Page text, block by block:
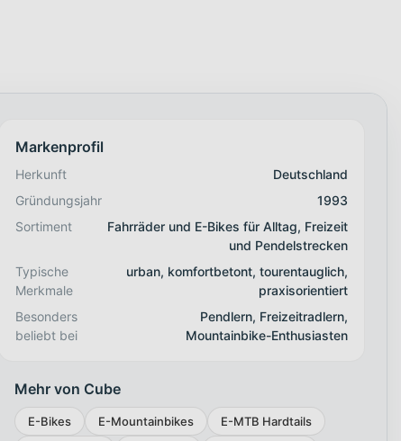
Markenprofil
Herkunft
Deutschland
Gründungsjahr
1993
Sortiment
Fahrräder und E-Bikes für Alltag, Freizeit
und Pendelstrecken
Typische
Merkmale
urban, komfortbetont, tourentauglich,
praxisorientiert
Besonders
beliebt bei
Pendlern, Freizeitradlern,
Mountainbike-Enthusiasten
Mehr von Cube
E-Bikes E-Mountainbikes
E-MTB Hardtails